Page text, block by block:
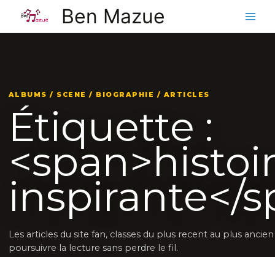
contenu
Ben Mazue
ALBUMS / SCENE / BIOGRAPHIE / ARTICLES
Étiquette :
inspirante</
Les articles du site fan, classes du plus recent au plus
poursuivre la lecture sans perdre le fil.